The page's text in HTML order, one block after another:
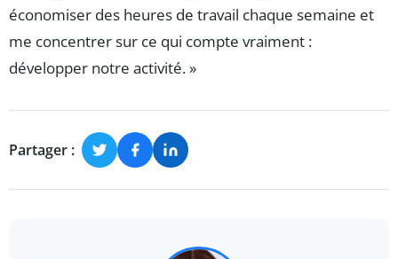
économiser des heures de travail chaque semaine et
me concentrer sur ce qui compte vraiment :
développer notre activité. »
Partager :